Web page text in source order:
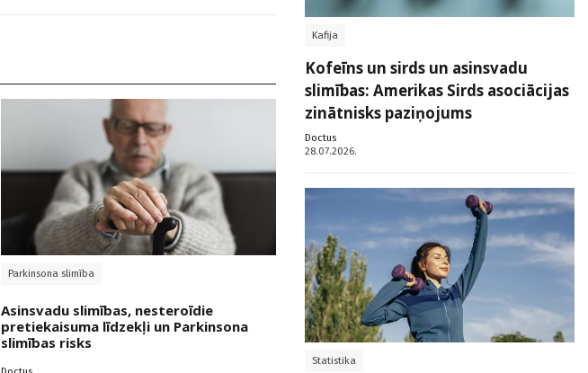
Parkinsona slimība
Asinsvadu slimības, nesteroīdie
pretiekaisuma līdzekļi un Parkinsona
slimības risks
Kafija
Kofeīns un sirds un asinsvadu
slimības: Amerikas Sirds asociācijas
zinātnisks paziņojums
Doctus
28.07.2026.
Statistika